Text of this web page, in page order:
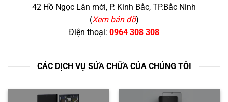
42 Hồ Ngọc Lân mới, P. Kinh Bắc, TP.Bắc Ninh
(Xem bản đồ)
Điện thoại: 0964 308 308
CÁC DỊCH VỤ SỬA CHỮA CỦA CHÚNG TÔI